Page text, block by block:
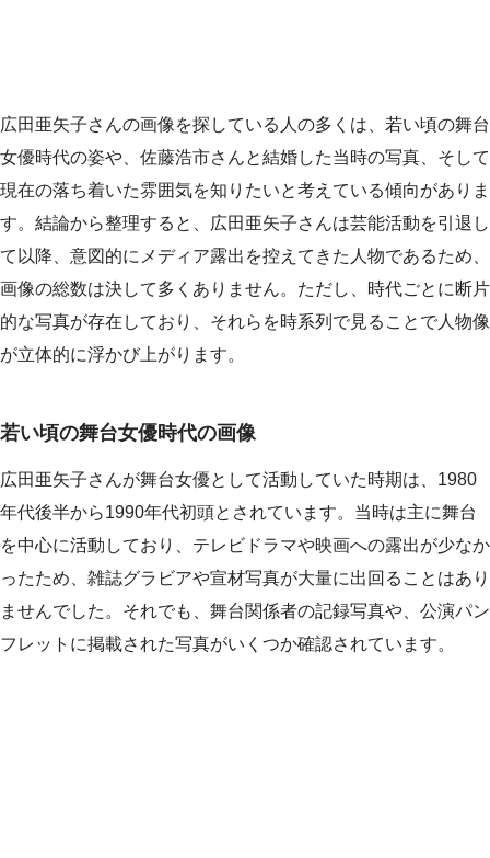
広田亜矢子さんの画像を探している人の多くは、若い頃の舞台
女優時代の姿や、佐藤浩市さんと結婚した当時の写真、そして
現在の落ち着いた雰囲気を知りたいと考えている傾向がありま
す。結論から整理すると、広田亜矢子さんは芸能活動を引退し
て以降、意図的にメディア露出を控えてきた人物であるため、
画像の総数は決して多くありません。ただし、時代ごとに断片
的な写真が存在しており、それらを時系列で見ることで人物像
が立体的に浮かび上がります。
若い頃の舞台女優時代の画像
広田亜矢子さんが舞台女優として活動していた時期は、1980
年代後半から1990年代初頭とされています。当時は主に舞台
を中心に活動しており、テレビドラマや映画への露出が少なか
ったため、雑誌グラビアや宣材写真が大量に出回ることはあり
ませんでした。それでも、舞台関係者の記録写真や、公演パン
フレットに掲載された写真がいくつか確認されています。